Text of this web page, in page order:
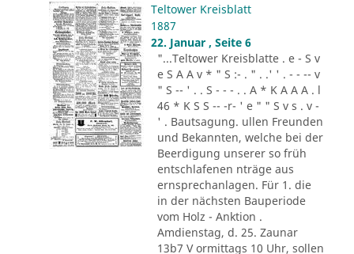
Teltower Kreisblatt
1887
22. Januar , Seite 6
"...Teltower Kreisblatte . e - S v
e S A A v * " S :- . " . .' ' . - - -- v
" S -- ' . . S - - - . . A * K A A A . l
46 * K S S -- -r- ' e " " S v s . v -
' . Bautsagung. ullen Freunden
und Bekannten, welche bei der
Beerdigung unserer so früh
entschlafenen nträge aus
ernsprechanlagen. Für 1. die
in der nächsten Bauperiode
vom Holz - Anktion .
Amdienstag, d. 25. Zaunar
13b7 V ormittags 10 Uhr, sollen